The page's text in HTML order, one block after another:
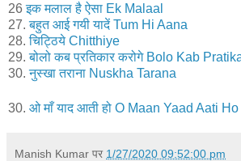
26इक मलाल है ऐसा Ek Malaal
27.बहुत आई गयी यादें Tum Hi Aana
28.चिट्ठिये Chitthiye
29.बोलो कब प्रतिकार करोगे Bolo Kab
30.नुस्खा तराना Nuskha Tarana
30. ओ माँ याद आती हो O Maan Yaad Aati Ho
Manish Kumar पर 1/27/2020 09:52:00 pm